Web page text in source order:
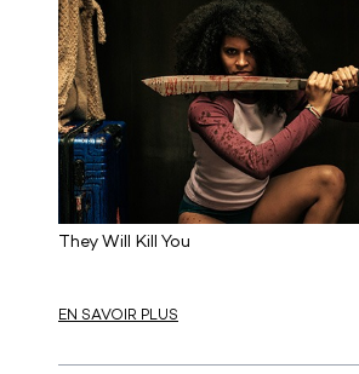
They Will Kill You
EN SAVOIR PLUS